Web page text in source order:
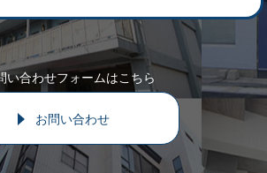
い合わせフォームはこちら
お問い合わせ